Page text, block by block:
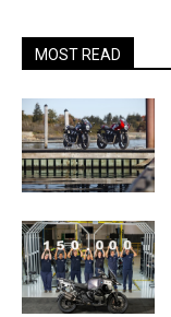
MOST READ